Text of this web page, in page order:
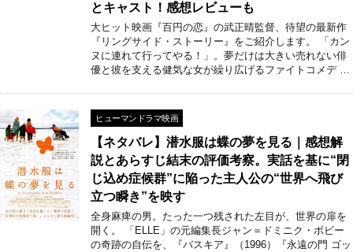
とキャスト！感想レビューも
大ヒット映画『百円の恋』の武正晴監督、待望の最新作
『リングサイド・ストーリー』をご紹介します。 「カン
ヌに連れて行ってやる！」。夢だけは大きい売れない俳
優と彼を支える健気な女が繰り広げるファイトコメデ …
ヒューマンドラマ映画
【ネタバレ】潜水服は蝶の夢を見る｜感想解
説とあらすじ結末の評価考察。実話を基に“閉
じ込め症候群”に陥った主人公の“世界へ飛び
立つ瞬き”を映す
全身麻痺の男。たった一つ残された左目が、世界の扉を
開く。 「ELLE」の元編集長ジャン＝ドミニク・ボビー
の奇跡の自伝を、『バスキア』（1996）『永遠の門 ゴッ